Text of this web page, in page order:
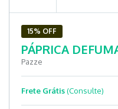
15% OFF
PÁPRICA
Pazze
Frete Grátis(Consulte)